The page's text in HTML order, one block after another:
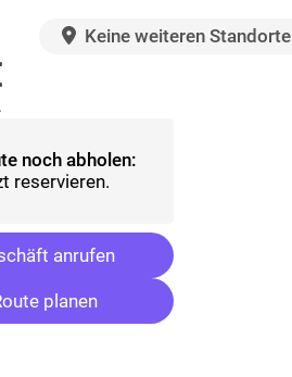
Keine weiteren Standorte
noch abholen:
reservieren.
anrufen
planen